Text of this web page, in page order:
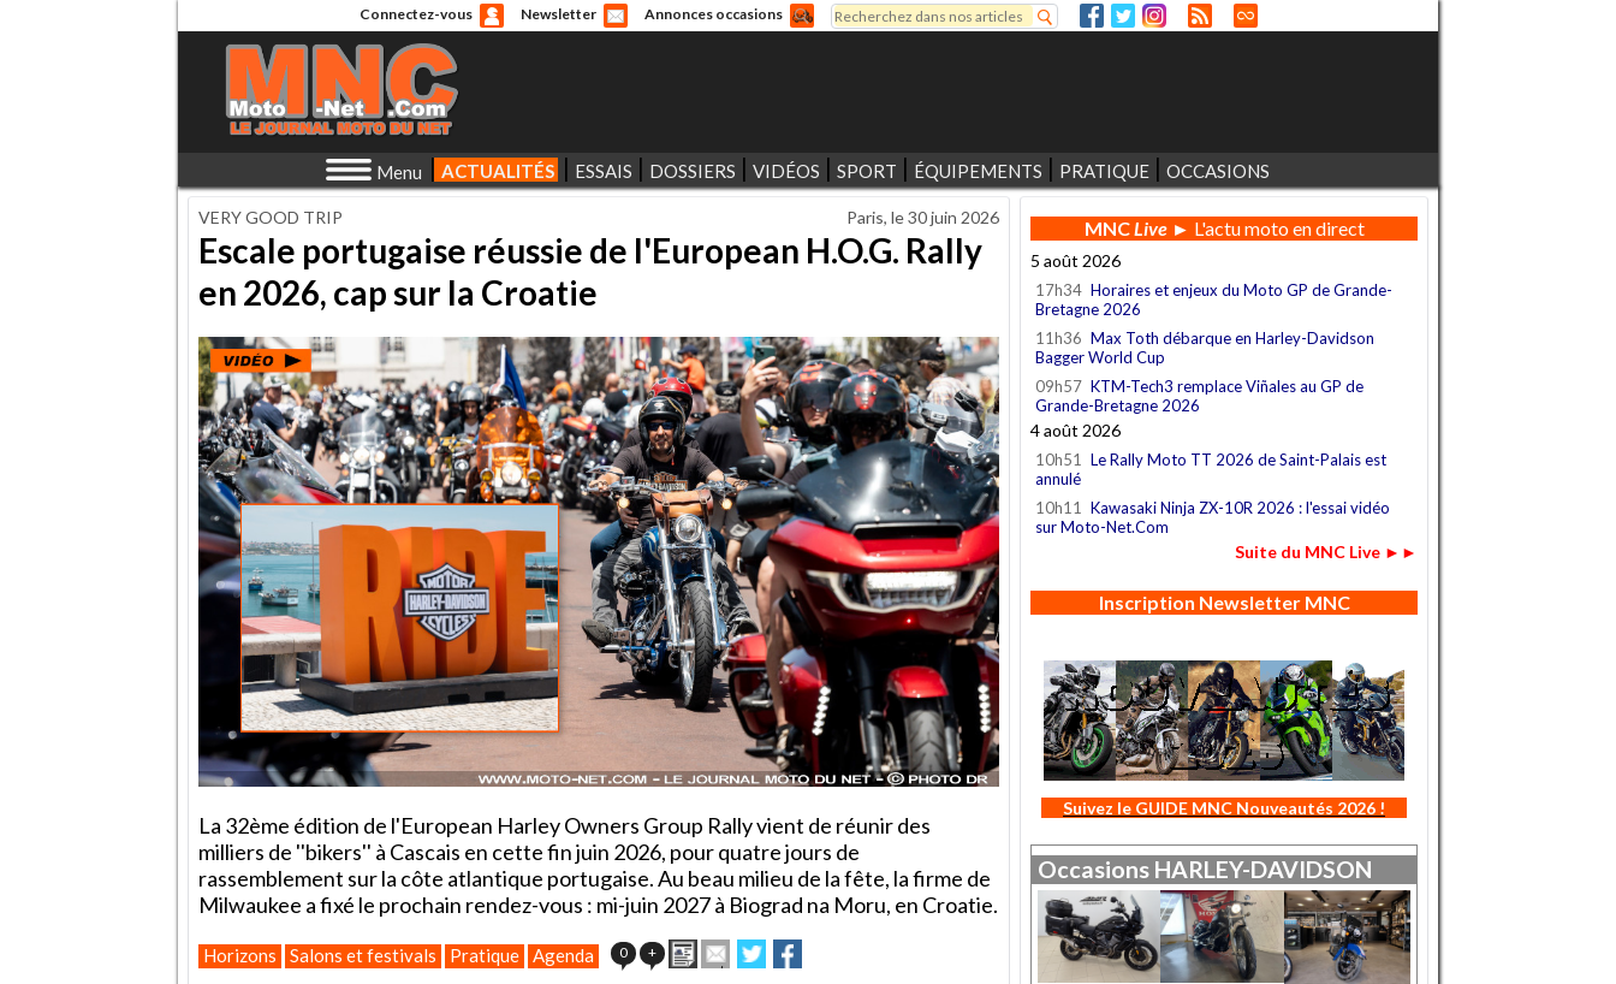
Connectez-vous Newsletter Annonces occasions
Formulaire de recherche
Rechercher
Menu ACTUALITÉS ESSAIS DOSSIERS VIDÉOS SPORT ÉQUIPEMENTS PRATIQUE OCCASIONS
VERY GOOD TRIP Paris, le30 juin 2026
Escale portugaise réussie de l'European H.O.G. Rally
en 2026, cap sur la Croatie
La 32ème édition de l'European Harley Owners Group Rally vient de réunir des
milliers de ''bikers'' à Cascais en cette fin juin 2026, pour quatre jours de
rassemblement sur la côte atlantique portugaise. Au beau milieu de la fête, la firme de
Milwaukee a fixé le prochain rendez-vous : mi-juin 2027 à Biograd na Moru, en Croatie.
Horizons Salons et festivals Pratique Agenda 0 + ImprimerEnvoyer
cet
Partager
sur
sur
MNCLive► L'actu moto en direct
5 août 2026
17h34 Horaires et enjeux du Moto GP de Grande-
Bretagne 2026
11h36 Max Toth débarque en Harley-Davidson
Bagger World Cup
09h57 KTM-Tech3 remplace Viñales au GP de
Grande-Bretagne 2026
4 août 2026
10h51
Le Rally Moto TT 2026 de Saint-Palais est
annulé
10h11
Kawasaki Ninja ZX-10R 2026 : l'essai vidéo
sur Moto-Net.Com
Suite du MNC Live ►►
Inscription Newsletter MNC
Suivez le GUIDE MNC Nouveautés 2026 !
Occasions HARLEY-DAVIDSON